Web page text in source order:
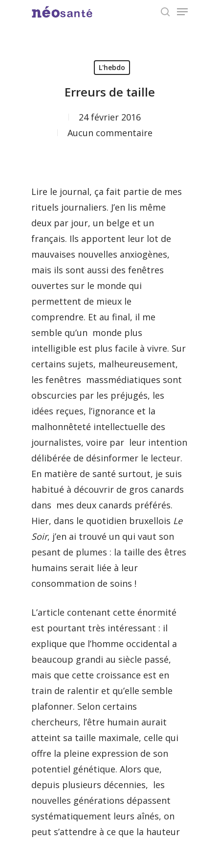
Menu
L'hebdo
Erreurs de taille
24 février 2016
Aucun commentaire
Lire le journal, ça fait partie de mes
rituels journaliers. J’en lis même
deux par jour, un belge et un
français. Ils apportent leur lot de
mauvaises nouvelles anxiogènes,
mais ils sont aussi des fenêtres
ouvertes sur le monde qui
permettent de mieux le
comprendre. Et au final, il me
semble qu’un monde plus
intelligible est plus facile à vivre. Sur
certains sujets, malheureusement,
les fenêtres massmédiatiques sont
obscurcies par les préjugés, les
idées reçues, l’ignorance et la
malhonnêteté intellectuelle des
journalistes, voire par leur intention
délibérée de désinformer le lecteur.
En matière de santé surtout, je suis
habitué à découvrir de gros canards
dans mes deux canards préférés.
Hier, dans le quotidien bruxellois Le
Soir, j’en ai trouvé un qui vaut son
pesant de plumes : la taille des êtres
humains serait liée à leur
consommation de soins !
L’article contenant cette énormité
est pourtant très intéressant : il
explique que l’homme occidental a
beaucoup grandi au siècle passé,
mais que cette croissance est en
train de ralentir et qu’elle semble
plafonner. Selon certains
chercheurs, l’être humain aurait
atteint sa taille maximale, celle qui
offre la pleine expression de son
potentiel génétique. Alors que,
depuis plusieurs décennies, les
nouvelles générations dépassent
systématiquement leurs aînés, on
peut s’attendre à ce que la hauteur